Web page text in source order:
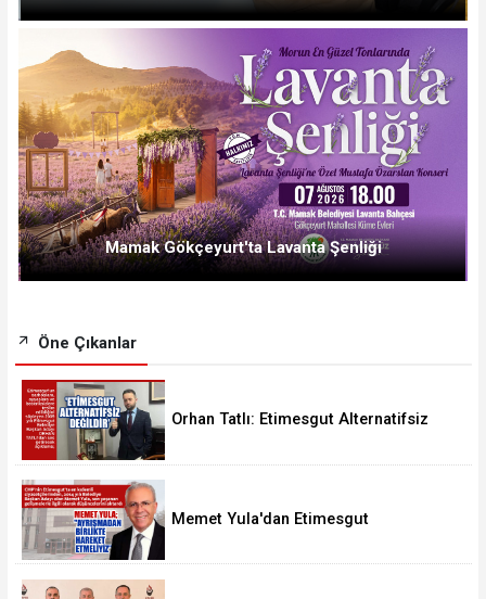
Mamak Gökçeyurt'ta Lavanta Şenliği
Öne Çıkanlar
Orhan Tatlı: Etimesgut Alternatifsiz
Memet Yula'dan Etimesgut